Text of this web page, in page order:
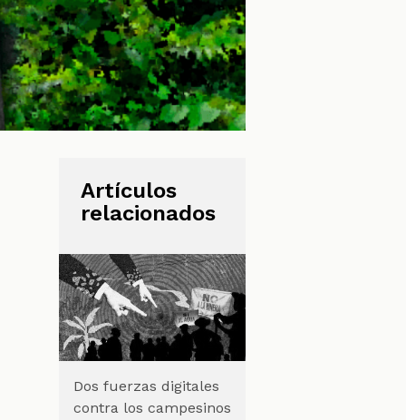
Artículos
relacionados
Dos fuerzas digitales
contra los campesinos